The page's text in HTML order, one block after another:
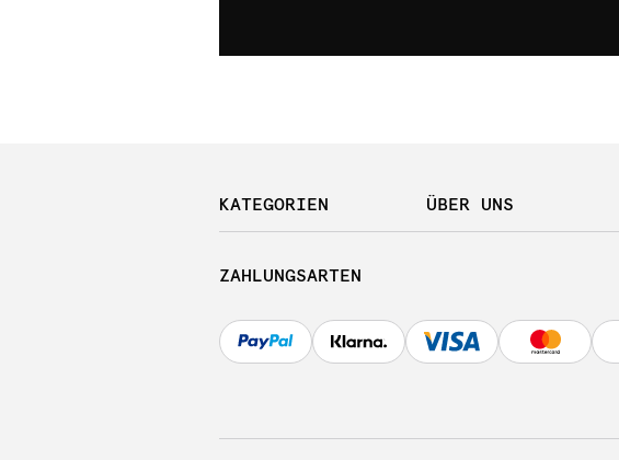
KATEGORIEN ÜBER UNS
ZAHLUNGSARTEN